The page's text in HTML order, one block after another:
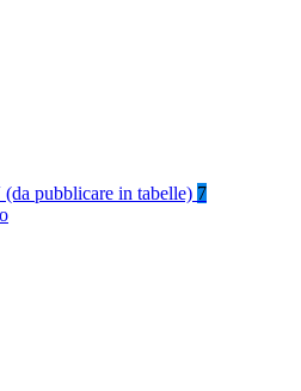
pubblicare in tabelle) 7